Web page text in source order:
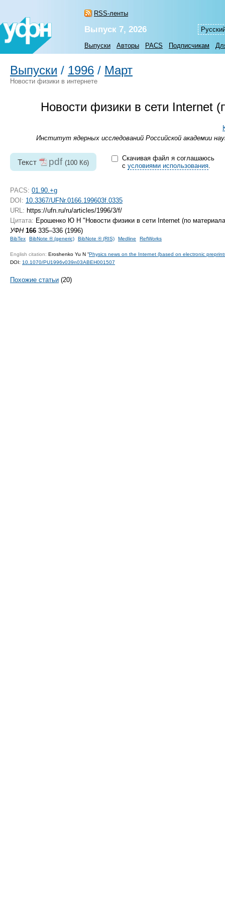
RSS-ленты
Выпуск 7, 2026
Выпуски Авторы PACS Подписчикам
Выпуски / 1996 / Март
Новости физики в интернете
Новости физики в сети Internet
Институт ядерных исследований Российской академии
Текст pdf (100 Кб)
Скачивая файл я соглашаюсь
с условиями использования.
PACS: 01.90.+g
DOI: 10.3367/UFNr.0166.199603f.0335
URL: https://ufn.ru/ru/articles/1996/3/f/
Цитата: Ерошенко Ю Н "Новости физики в сети Internet (по
УФН 166 335–336 (1996)
BibTex BibNote ® (generic) BibNote ® (RIS) Medline RefWorks
English citation: Eroshenko Yu N “Physics news on the Internet (based on electronic
DOI: 10.1070/PU1996v039n03ABEH001507
Похожие статьи (20)